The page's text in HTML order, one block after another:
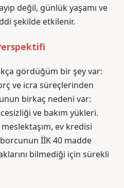
değil, günlük yaşamı ve
şekilde etkilenir.
gördüğüm bir şey var:
ve icra süreçlerinden
birkaç nedeni var:
ve bakım yükleri.
ev kredisi
İİK 40 madde
bilmediği için sürekli